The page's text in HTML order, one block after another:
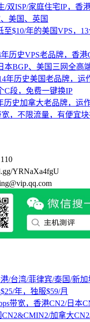
/双ISP/家庭住宅IP，香
美国、英国
至$10/年的美国VPS，
年历史VPS老品牌，香港
本BGP、美国三网全高
年历史美国老品牌，运
C段，免费一键换IP
历史加拿大老品牌，运
宽，不限流量，有便宜
YRNaXa4fgU
港/台湾/菲律宾/泰国/新
年，独服$59/月
带宽，香港CN2/日本
加拿大